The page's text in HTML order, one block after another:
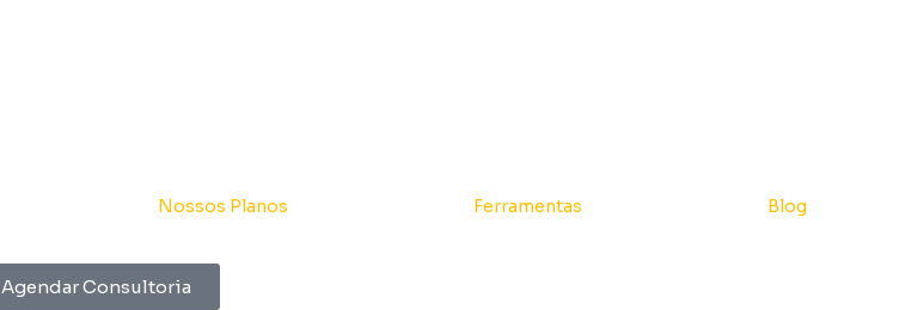
Nossos Planos Ferramentas Blog
Agendar Consultoria